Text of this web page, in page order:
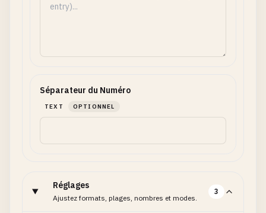
Séparateur du Numéro
TEXT OPTIONNEL
Réglages
Ajustez formats, plages, nombres et modes.
3